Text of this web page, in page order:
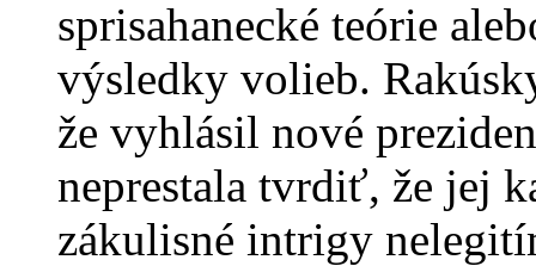
sprisahanecké teórie
výsledky volieb.
že vyhlásil nové
neprestala tvrdiť, že jej
zákulisné intrigy